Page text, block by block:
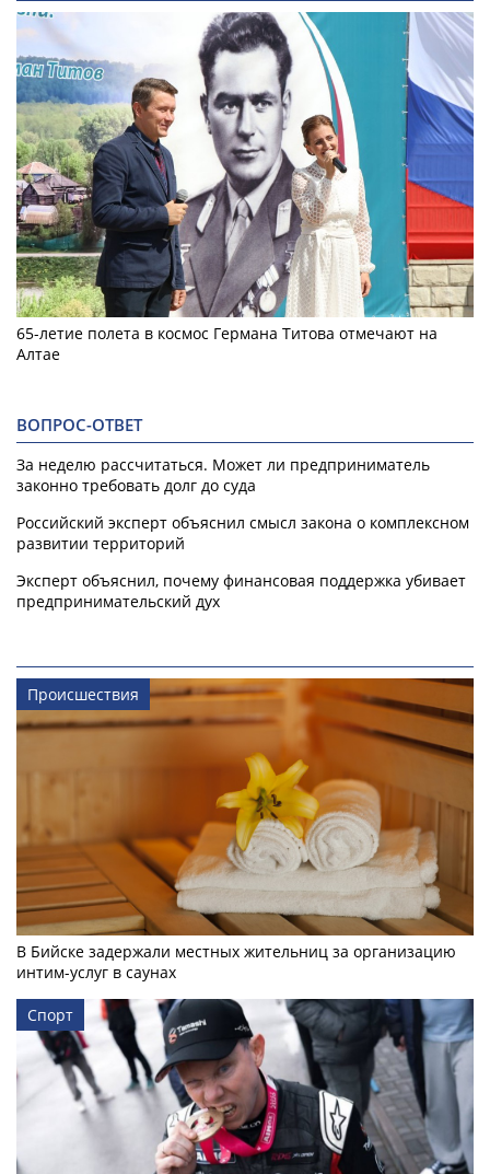
65-летие полета в космос Германа Титова отмечают на
Алтае
ВОПРОС-ОТВЕТ
За неделю рассчитаться. Может ли предприниматель
законно требовать долг до суда
Российский эксперт объяснил смысл закона о комплексном
развитии территорий
Эксперт объяснил, почему финансовая поддержка убивает
предпринимательский дух
Происшествия
В Бийске задержали местных жительниц за организацию
интим-услуг в саунах
Спорт